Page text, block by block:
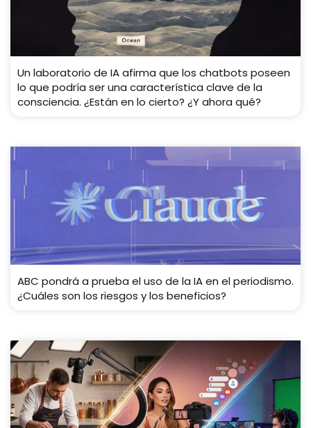
Un laboratorio de IA afirma que los chatbots poseen
lo que podría ser una característica clave de la
consciencia. ¿Están en lo cierto? ¿Y ahora qué?
ABC pondrá a prueba el uso de la IA en el periodismo.
¿Cuáles son los riesgos y los beneficios?